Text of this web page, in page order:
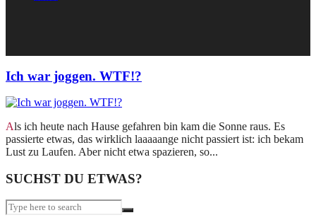
Ich war joggen. WTF!?
Als ich heute nach Hause gefahren bin kam die Sonne raus. Es
passierte etwas, das wirklich laaaaange nicht passiert ist: ich bekam
Lust zu Laufen. Aber nicht etwa spazieren, so...
SUCHST DU ETWAS?